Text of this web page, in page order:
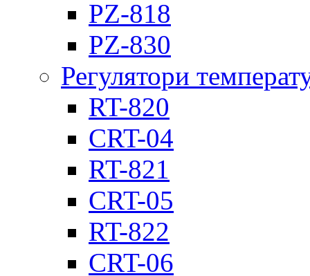
PZ-818
PZ-830
Регулятори
RT-820
CRT-04
RT-821
CRT-05
RT-822
CRT-06